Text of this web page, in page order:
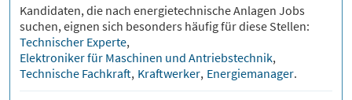
Kandidaten, die nach energietechnische Anlagen Jobs
suchen, eignen sich besonders häufig für diese Stellen:
Technischer Experte,
Elektroniker für Maschinen und Antriebstechnik,
Technische Fachkraft, Kraftwerker, Energiemanager.